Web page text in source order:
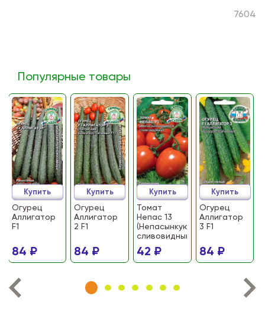
7604
Популярные товары
Огурец
Аллигатор
F1
84 ₽
Купить
Огурец
Аллигатор
2 F1
84 ₽
Купить
Томат
Непас 13
(Непасынкующийся
сливовидный)
42 ₽
Купить
Огурец
Аллигатор
3 F1
84 ₽
Купить